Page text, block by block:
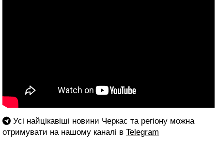
Усі найцікавіші новини Черкас та регіону можна
отримувати на нашому каналі в Telegram